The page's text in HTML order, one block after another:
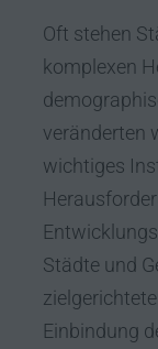
Oft stehen
komplexen
veränderten
wichtiges
Städte und
Einbindung